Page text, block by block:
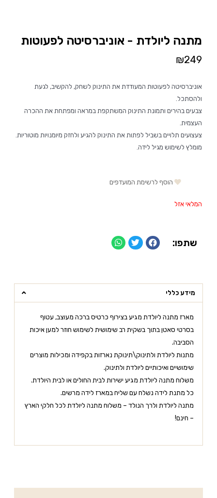
מתנה ליולדת - אוניברסיטה לפעוטות
₪249
אוניברסיטה לפעוטות המעודדת את התינוק לשחק, להקשיב, לגעת
ולהסתכל.
צבעים בהירים ותמונת התינוק המשתקפת במראה ומפתחת את ההכרה
העצמית.
צעצועים תלויים בשביל לפתות את התינוק להגיע ולחזק מיומנויות מוטוריות.
מומלץ לשימוש מגיל לידה.
הוסף לרשימת המועדפים
המלאי אזל
שתפו:
מידע כללי
מארז מתנה ליולדת מגיע בצירוף כרטיס ברכה מעוצב, עטוף
בסרטי סאטן בתוך בשקית רב שימושית לשימוש חוזר למען איכות
הסביבה.
מתנות ליולדת ולתינוק\תינוקת נארזות בקפידה ומכילות מוצרים
שימושיים ואיכותיים ליולדת ולתינוק.
משלוח מתנה ליולדת מגיע ישירות לבית החולים או לבית היולדת.
כל מתנת לידה נשלח עם שליח במארז לידה מרשים.
מתנה ליולדת ולרך הנולד – משלוח מתנה ליולדת לכל חלקי הארץ
– חינם!